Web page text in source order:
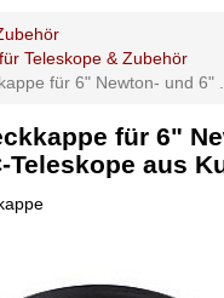
Teleskope & Zubehör
für 6" Newton- und 6" ...
für 6"
Teleskope aus